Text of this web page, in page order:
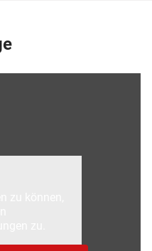
zu können,
zu.